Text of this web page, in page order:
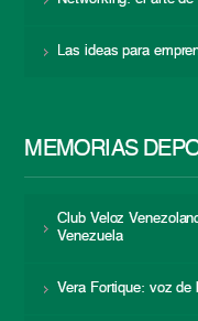
Las ideas para
MEMORIAS
Club Veloz
Venezuela
Vera Fortique: voz de